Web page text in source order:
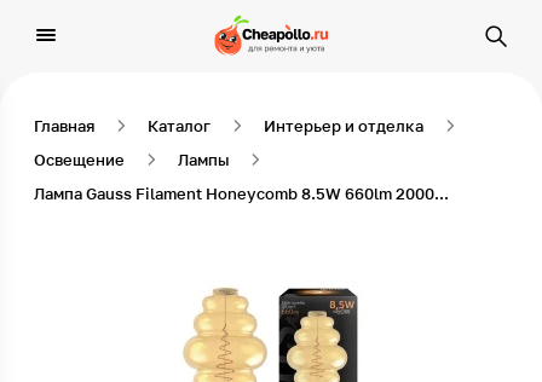
Главная Каталог
Интерьер и отделка
Освещение
Лампы
Лампа Gauss Filament Honeycomb 8.5W 660lm 2000К Е27 golden LED 1/2